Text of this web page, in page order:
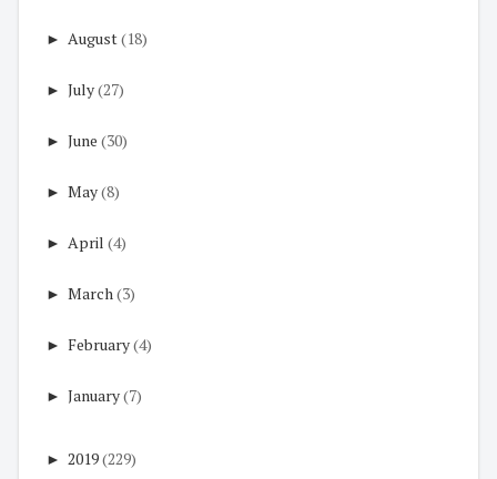
► August(18)
► July(27)
► June (30)
► May(8)
► April (4)
► March(3)
► February(4)
► January(7)
► 2019(229)